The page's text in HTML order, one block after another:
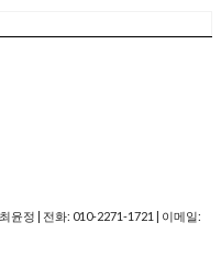
윤정 | 전화: 010-2271-1721 | 이메일: